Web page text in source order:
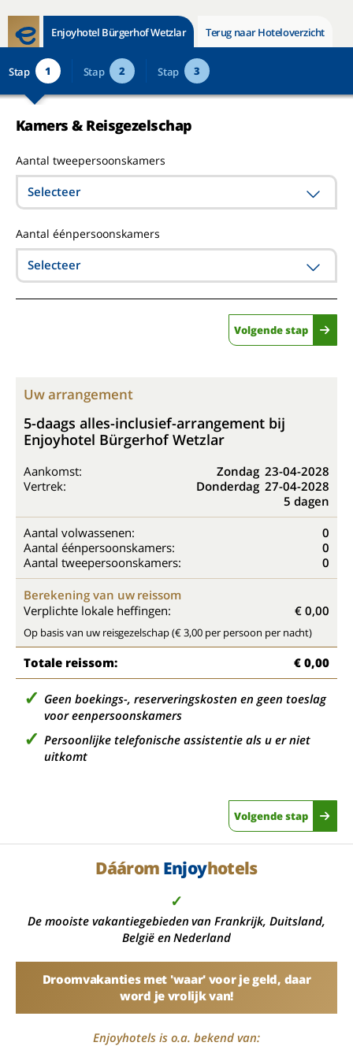
Enjoyhotel Bürgerhof Wetzlar Terug naar Hoteloverzicht
Stap 1 Stap 2 Stap 3
Kamers & Reisgezelschap
Aantal tweepersoonskamers
Selecteer
Aantal éénpersoonskamers
Selecteer
Volgende stap
Uw arrangement
5-daags alles-inclusief-arrangement bij
Enjoyhotel Bürgerhof Wetzlar
Aankomst: Zondag 23-04-2028
Vertrek:
Donderdag 27-04-2028
5 dagen
Aantal volwassenen:
0
Aantal éénpersoonskamers:
0
Aantal tweepersoonskamers:
0
Berekening van uw reissom
Verplichte lokale heffingen:
€ 0,00
Op basis van uw reisgezelschap (€ 3,00 per persoon per nacht)
Totale reissom: € 0,00
Geen boekings-, reserveringskosten en geen toeslag
voor eenpersoonskamers
Persoonlijke telefonische assistentie als u er niet
uitkomt
Volgende stap
Dáárom Enjoyhotels
✓
De mooiste vakantiegebieden van Frankrijk, Duitsland,
België en Nederland
Droomvakanties met 'waar' voor je geld, daar
word je vrolijk van!
Enjoyhotels is o.a. bekend van: